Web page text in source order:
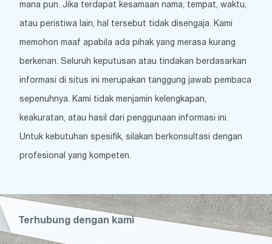
mana pun. Jika terdapat kesamaan nama, tempat, waktu,
atau peristiwa lain, hal tersebut tidak disengaja. Kami
memohon maaf apabila ada pihak yang merasa kurang
berkenan. Seluruh keputusan atau tindakan berdasarkan
informasi di situs ini merupakan tanggung jawab pembaca
sepenuhnya. Kami tidak menjamin kelengkapan,
keakuratan, atau hasil dari penggunaan informasi ini.
Untuk kebutuhan spesifik, silakan berkonsultasi dengan
profesional yang kompeten.
Terhubung dengan kami